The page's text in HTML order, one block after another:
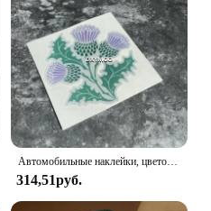
enthusiast's collection.
Автомобильные наклейки, цветок расторопши, шотландская лента для мотоцикла, грузовика, автомобиля, заднего стекла, светоотражающие
314,51руб.